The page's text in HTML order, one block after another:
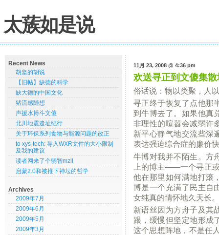
太蔟如是说
Recent News
胡坚的胡说
【旧帖】缺德的科学
缺大德的中国文化
猪流感随想
声援水博斗文傻
北川地震遗址纪行
关于环保系列食物与能源问题的改正
to xys-tech: 导入WXR文件的大小限制
及我的建议
读者网来了个弱智mzll
启蒙2.0和被推下神坛的哲学
Archives
2009年7月
2009年6月
2009年5月
2009年3月
11月 23, 2008 @ 4:36 pm
欢送寻正到文傻集散
俗话说：物以类聚，人
寻正终于恢复了点他那
到牛博去了。如果他真
非理性的喧嚣会减弱许
新平心静气地交流些深
表达强迫综合症的廉价
牛博对我并不陌生。方
上的博主——一个寻正
他在那里如何满地打滚
博是一个充满了民主自
女纯真的情怀地久天长。
新语丝因为方舟子及其
跟，缓慢但坚定地形成
这个思想阵地，不是任